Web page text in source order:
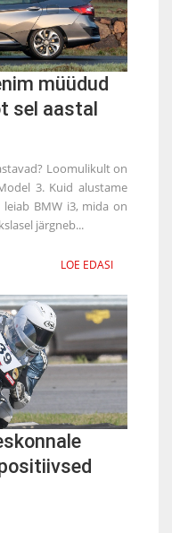
müüdud
sel aastal
Loomulikult on
3. Kuid alustame
BMW i3, mida on
järgneb...
LOE EDASI